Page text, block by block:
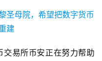
易所币安正在努力帮助